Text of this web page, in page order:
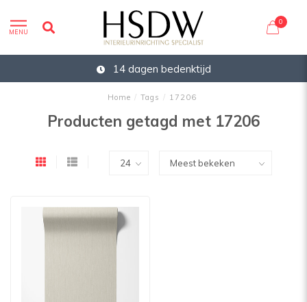
MENU
0
14 dagen bedenktijd
Home / Tags / 17206
Producten getagd met 17206